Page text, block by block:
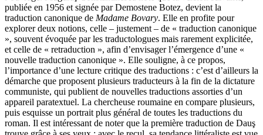
publiée en 1956 et signée par Demostene Botez, devient la
traduction canonique de Madame Bovary. Elle en profite pour
explorer deux notions, celle – justement – de « traduction canonique
», souvent évoquée par les traductologues mais rarement explicitée,
et celle de « retraduction », afin d’envisager l’émergence d’une «
nouvelle traduction canonique ». Elle souligne, à ce propos,
l’importance d’une lecture critique des traductions : c’est d’ailleurs la
démarche que proposent plusieurs traducteurs à la fin de la dictature
communiste, qui publient de nouvelles traductions assorties d’un
appareil paratextuel. La chercheuse roumaine en compare plusieurs,
puis esquisse un portrait plus général de toutes les traductions du
roman. Il est intéressant de noter que la première traduction de Dauş